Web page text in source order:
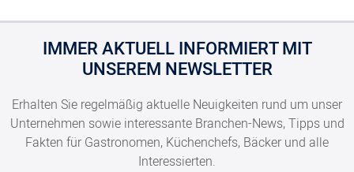
IMMER AKTUELL INFORMIERT MIT
UNSEREM NEWSLETTER
Erhalten Sie regelmäßig aktuelle Neuigkeiten rund um unser
Unternehmen sowie interessante Branchen-News, Tipps und
Fakten für Gastronomen, Küchenchefs, Bäcker und alle
Interessierten.